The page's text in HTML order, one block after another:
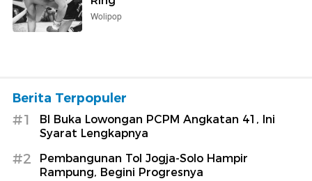
Wolipop
Berita Terpopuler
#1
BI Buka Lowongan PCPM Angkatan 41, Ini
Syarat Lengkapnya
#2
Pembangunan Tol Jogja-Solo Hampir
Rampung, Begini Progresnya